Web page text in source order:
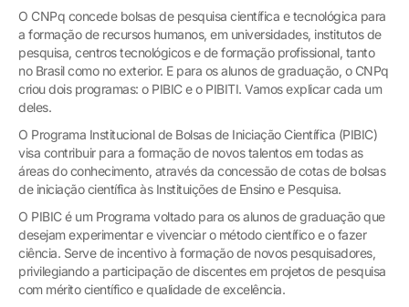
O CNPq concede bolsas de pesquisa científica e tecnológica para
a formação de recursos humanos, em universidades, institutos de
pesquisa, centros tecnológicos e de formação profissional, tanto
no Brasil como no exterior. E para os alunos de graduação, o CNPq
criou dois programas: o PIBIC e o PIBITI. Vamos explicar cada um
deles.
O Programa Institucional de Bolsas de Iniciação Científica (PIBIC)
visa contribuir para a formação de novos talentos em todas as
áreas do conhecimento, através da concessão de cotas de bolsas
de iniciação científica às Instituições de Ensino e Pesquisa.
O PIBIC é um Programa voltado para os alunos de graduação que
desejam experimentar e vivenciar o método científico e o fazer
ciência. Serve de incentivo à formação de novos pesquisadores,
privilegiando a participação de discentes em projetos de pesquisa
com mérito científico e qualidade de excelência.